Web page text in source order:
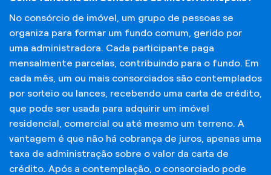
No consórcio de imóvel, um grupo de pessoas se
organiza para formar um fundo comum, gerido por
uma administradora. Cada participante paga
mensalmente parcelas, contribuindo para o fundo. Em
cada mês, um ou mais consorciados são contemplados
por sorteio ou lances, recebendo uma carta de crédito,
que pode ser usada para adquirir um imóvel
residencial, comercial ou até mesmo um terreno. A
vantagem é que não há cobrança de juros, apenas uma
taxa de administração sobre o valor da carta de
crédito. Após a contemplação, o consorciado pode